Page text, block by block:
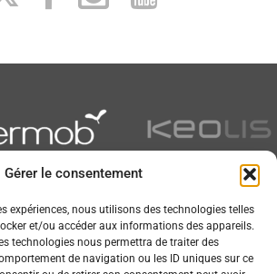
Gérer le consentement
expériences, nous utilisons des technologies telles
et/ou accéder aux informations des appareils.
technologies nous permettra de traiter des
de navigation ou les ID uniques sur ce